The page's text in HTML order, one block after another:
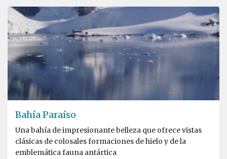
Bahía Paraíso
Una bahía de impresionante belleza que ofrece vistas
clásicas de colosales formaciones de hielo y de la
emblemática fauna antártica